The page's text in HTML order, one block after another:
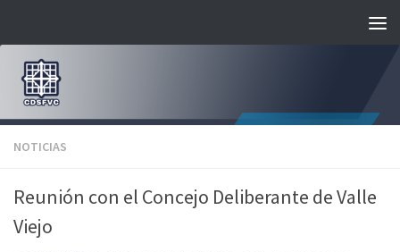
NOTICIAS
Reunión con el Concejo Deliberante de Valle
Viejo